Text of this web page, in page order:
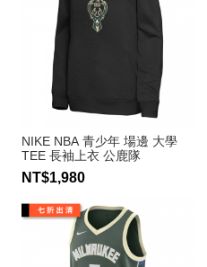
NIKE NBA 青少年 場邊 大學
TEE 長袖上衣 公鹿隊
NT$1,980